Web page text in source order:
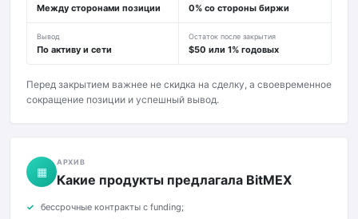
Между сторонами позиции 0% со стороны биржи
Вывод
По активу и сети
Остаток после закрытия
$50 или 1% годовых
Перед закрытием важнее не скидка на сделку, а своевременное
сокращение позиции и успешный вывод.
▦
АРХИВ
Какие продукты предлагала BitMEX
бессрочные контракты с funding;